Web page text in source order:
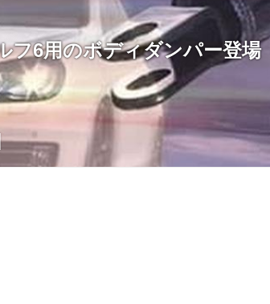
フ6用のボディダンパー登場